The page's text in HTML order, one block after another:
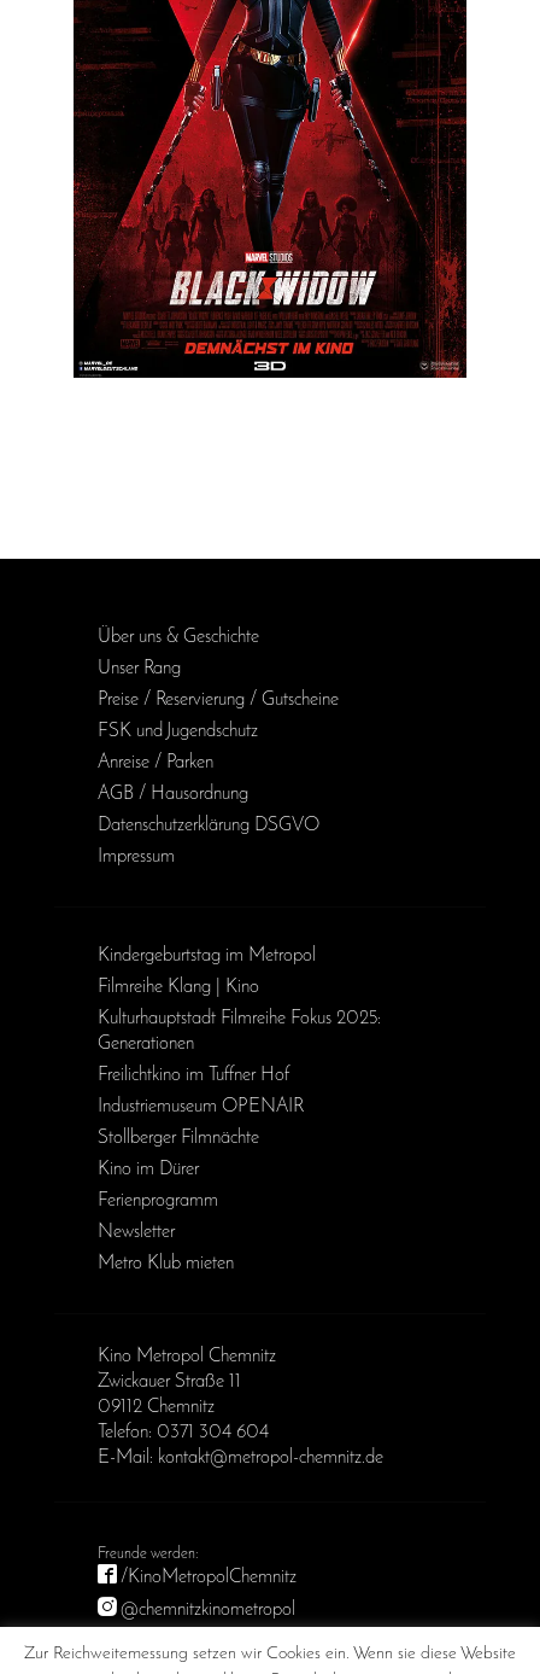
Über uns & Geschichte
Unser Rang
Preise / Reservierung / Gutscheine
FSK und Jugendschutz
Anreise / Parken
AGB / Haus­ordnung
Daten­schutz­erklärung DSGVO
Impressum
Kinder­geburts­tag im Metropol
Filmreihe Klang | Kino
Kulturhauptstadt Filmreihe Fokus 2025:
Generationen
Freilichtkino im Tuffner Hof
Industriemuseum OPENAIR
Stollberger Filmnächte
Kino im Dürer
Ferienprogramm
Newsletter
Metro Klub mieten
Kino Metropol Chemnitz
Zwickauer Straße 11
09112 Chemnitz
Telefon: 0371 304 604
E-Mail: kontakt@metropol-chemnitz.de
/KinoMetropolChemnitz
@chemnitzkinometropol
Zur Reichweitemessung setzen wir Cookies ein. Wenn sie diese Website